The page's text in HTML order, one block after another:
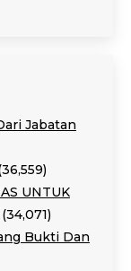
Jabatan
UNTUK
(34,071)
Bukti Dan